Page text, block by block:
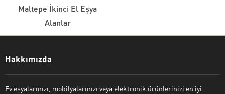
Maltepe İkinci El Eşya
Alanlar
Hakkımızda
Ev eşyalarınızı, mobilyalarınızı veya elektronik ürünlerinizi en iyi